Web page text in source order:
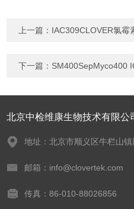
上一篇： IAC309CLOVER氯霉
下一篇： SM400SepMyco400
北京中检维康生物技术有限公
地址：北京市顺义区牛栏山
邮箱：info@clovertek.com
传真：86-010-88026856